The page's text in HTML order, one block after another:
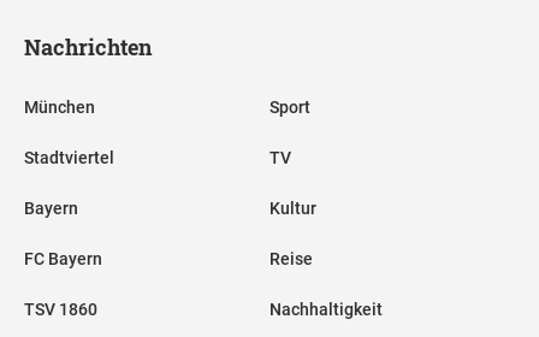
Nachrichten
München
Stadtviertel
Bayern
FC Bayern
TSV 1860
Sport
TV
Kultur
Reise
Nachhaltigkeit